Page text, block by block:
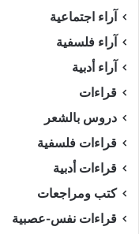
آراء اجتماعية
آراء فلسفية
آراء أدبية
قراءات
دروس بالشعر
قراءات فلسفية
قراءات أدبية
كتب ومراجعات
قراءات نفس-عصبية